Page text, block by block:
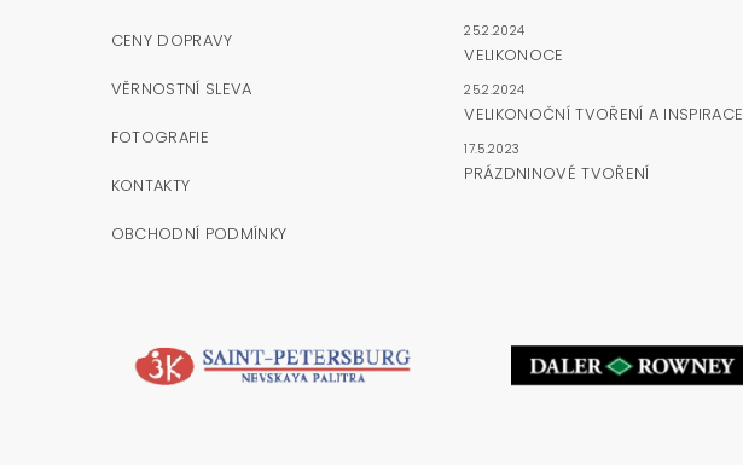
CENY DOPRAVY
VĚRNOSTNÍ SLEVA
FOTOGRAFIE
KONTAKTY
OBCHODNÍ PODMÍNKY
25.2.2024
VELIKONOCE
25.2.2024
VELIKONOČNÍ TVOŘENÍ A INSPIRACE
17.5.2023
PRÁZDNINOVÉ TVOŘENÍ